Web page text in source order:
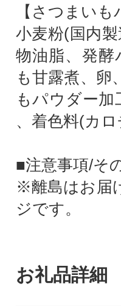
【さつまいも
小麦粉(国内
物油脂、発
も甘露煮、
もパウダー
、着色料(カ
■注意事項/そ
※離島はお届
ジです。
お礼品詳細